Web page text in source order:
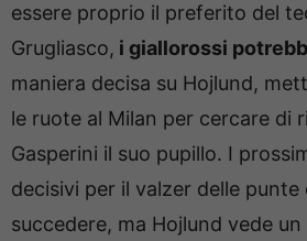
essere proprio il preferito del
Grugliasco, i giallorossi
maniera decisa su Hojlund,
le ruote al Milan per cercare di
Gasperini il suo pupillo. I
decisivi per il valzer delle
succedere, ma Hojlund vede